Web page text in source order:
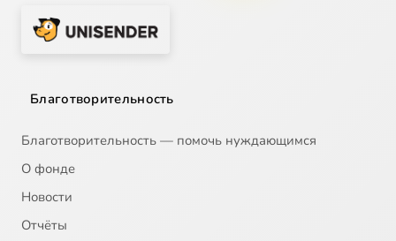
Благотворительность
Благотворительность — помочь нуждающимся
О фонде
Новости
Отчёты